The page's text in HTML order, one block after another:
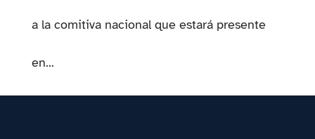
a la comitiva nacional que estará presente
en...